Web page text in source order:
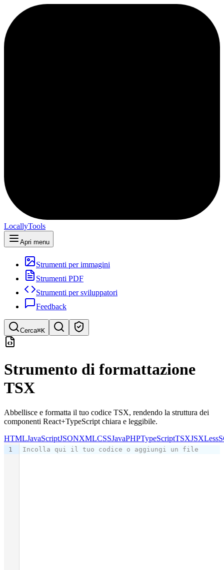
LocallyTools
Apri menu
Strumenti per immagini
Strumenti PDF
Strumenti per sviluppatori
Feedback
Cerca⌘K
Cerca strumenti
Ricerca rapida di strumenti
Strumento di formattazione
TSX
Abbellisce e formatta il tuo codice TSX, rendendo la struttura dei
componenti React+TypeScript chiara e leggibile.
HTMLJavaScriptJSONXMLCSSJavaPHPTypeScriptTSXJSXLess
1 Incolla qui il tuo codice o aggiungi un file